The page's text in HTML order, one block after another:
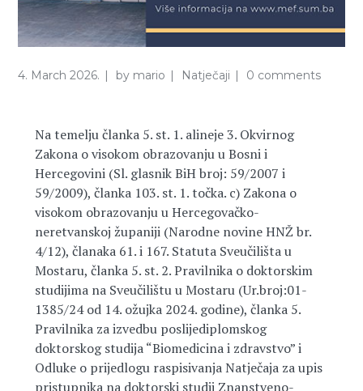
4. March 2026. by mario Natječaji 0 comments
Na temelju članka 5. st. 1. alineje 3. Okvirnog
Zakona o visokom obrazovanju u Bosni i
Hercegovini (Sl. glasnik BiH broj: 59/2007 i
59/2009), članka 103. st. 1. točka. c) Zakona o
visokom obrazovanju u Hercegovačko-
neretvanskoj županiji (Narodne novine HNŽ br.
4/12), članaka 61. i 167. Statuta Sveučilišta u
Mostaru, članka 5. st. 2. Pravilnika o doktorskim
studijima na Sveučilištu u Mostaru (Ur.broj:01-
1385/24 od 14. ožujka 2024. godine), članka 5.
Pravilnika za izvedbu poslijediplomskog
doktorskog studija “Biomedicina i zdravstvo” i
Odluke o prijedlogu raspisivanja Natječaja za upis
pristupnika na doktorski studij Znanstveno-